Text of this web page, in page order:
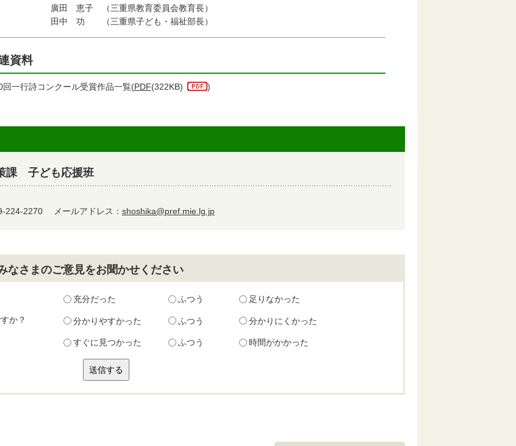
恵子 （三重県教育委員会教育長）
功 （三重県子ども・福祉部長）
資料
回一行詩コンクール受賞作品一覧(PDF(322KB) )
課 子ども応援班
224-2270 メールアドレス： shoshika@pref.mie.lg.jp
なさまのご意見をお聞かせください
充分だった ふつう 足りなかった
か？ 分かりやすかった ふつう 分かりにくかった
すぐに見つかった ふつう 時間がかかった